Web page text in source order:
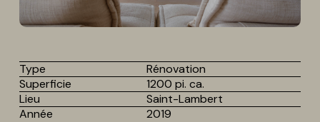
Type
Rénovation
Superficie
1200 pi. ca.
Lieu
Saint-Lambert
Année
2019